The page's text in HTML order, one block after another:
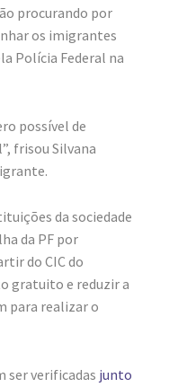
procurando por
os imigrantes
Polícia Federal na
possível de
frisou Silvana
da sociedade
da PF por
do CIC do
gratuito e reduzir a
para realizar o
ser verificadas junto